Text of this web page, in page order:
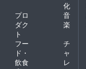
化
プロ
ダク
ト
音
楽
フー
ド・
飲食
チ
ャ
レ